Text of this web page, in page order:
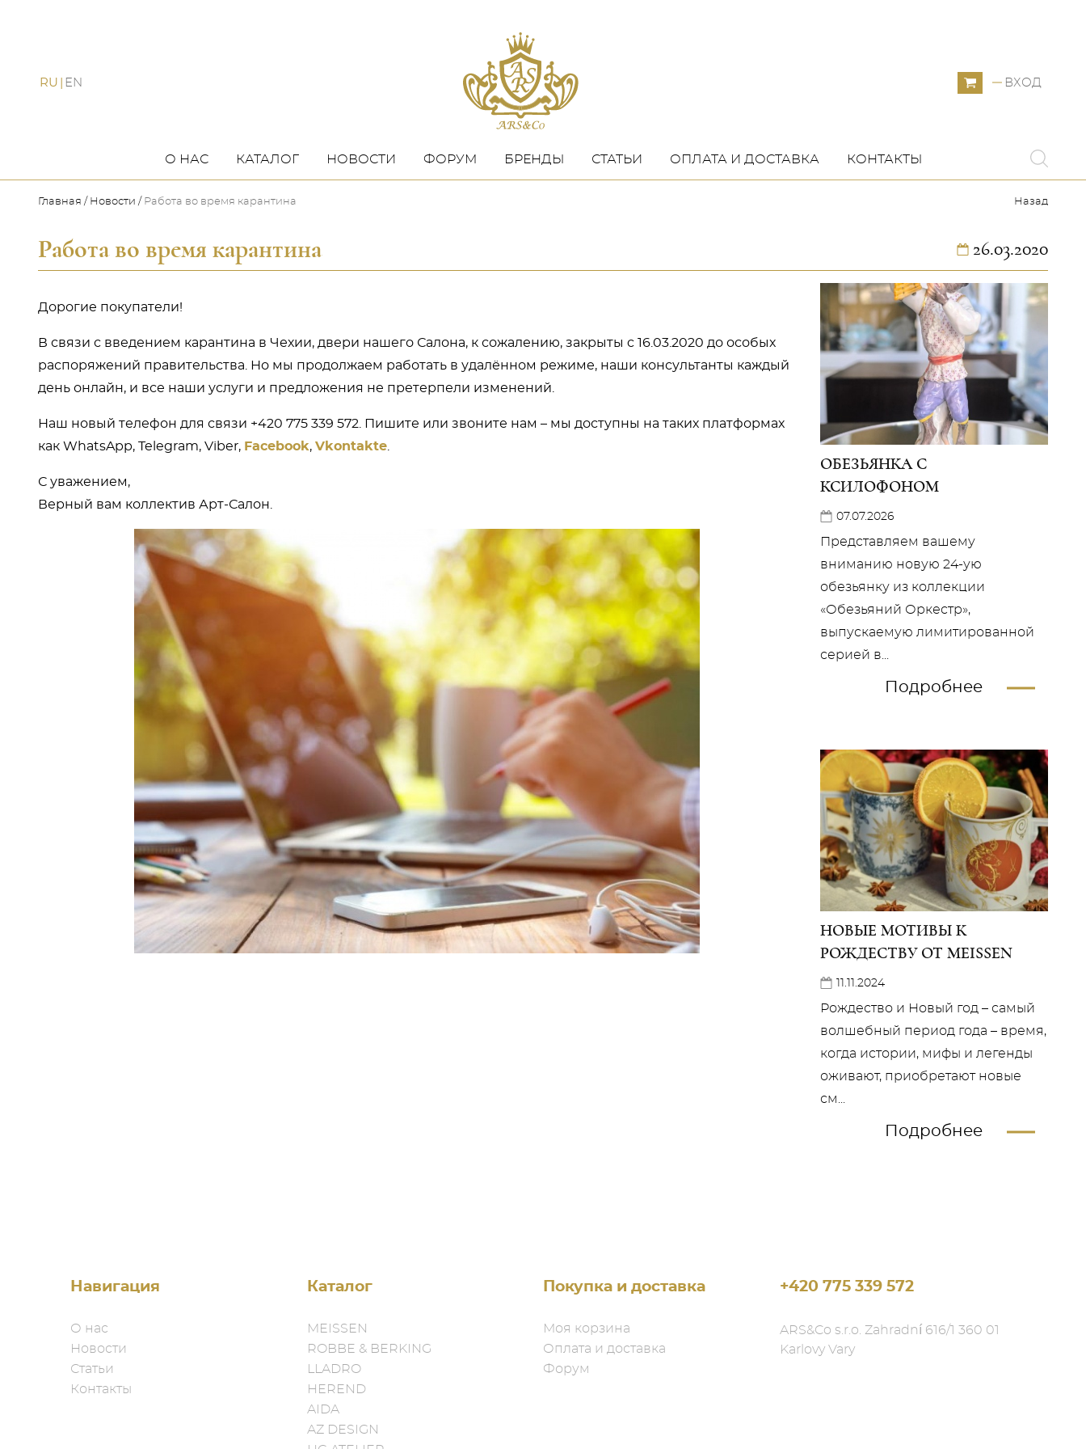
RU EN ВХОД
О НАС КАТАЛОГ НОВОСТИ ФОРУМ БРЕНДЫ СТАТЬИ ОПЛАТА И ДОСТАВКА КОНТАКТЫ
Главная Новости Работа во время карантина Назад
Работа во время карантина 26.03.2020
Дорогие покупатели!
В связи с введением карантина в Чехии, двери нашего Салона, к сожалению, закрыты c 16.03.2020 до особых
распоряжений правительства. Но мы продолжаем работать в удалённом режиме, наши консультанты каждый
день онлайн, и все наши услуги и предложения не претерпели изменений.
Наш новый телефон для связи +420 775 339 572. Пишите или звоните нам – мы доступны на таких платформах
как WhatsApp, Telegram, Viber, Facebook, Vkontakte
С уважением,
Верный вам коллектив Арт-Салон.
ОБЕЗЬЯНКА С
КСИЛОФОНОМ
07.07.2026
Представляем вашему
вниманию новую 24-ую
обезьянку из коллекции
«Обезьяний Оркестр»,
выпускаемую лимитированной
серией в...
Подробнее
НОВЫЕ МОТИВЫ К
РОЖДЕСТВУ ОТ MEISSEN
11.11.2024
Рождество и Новый год – самый
волшебный период года – время,
когда истории, мифы и легенды
оживают, приобретают новые
см...
Подробнее
Навигация
О нас
Новости
Статьи
Контакты
Каталог
MEISSEN
ROBBE & BERKING
LLADRO
HEREND
AIDA
AZ DESIGN
Покупка и доставка
Моя корзина
Оплата и доставка
Форум
+420 775 339 572
ARS&Co s.r.o. Zahradní 616/1 360 01
Karlovy Vary